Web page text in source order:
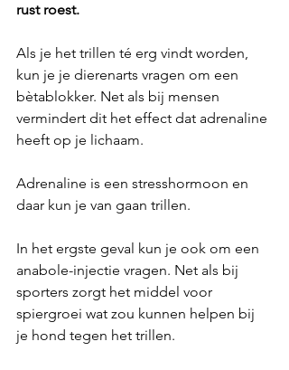
rust roest.
Als je het trillen té erg vindt worden,
kun je je dierenarts vragen om een
bètablokker. Net als bij mensen
vermindert dit het effect dat adrenaline
heeft op je lichaam.
Adrenaline is een stresshormoon en
daar kun je van gaan trillen.
In het ergste geval kun je ook om een
anabole-injectie vragen. Net als bij
sporters zorgt het middel voor
spiergroei wat zou kunnen helpen bij
je hond tegen het trillen.